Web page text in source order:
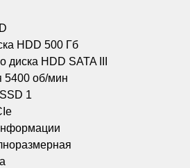
HDD 500 Гб
диска HDD SATA III
5400 об/мин
1